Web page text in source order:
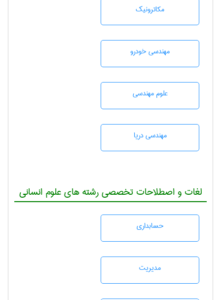
مکاترونیک
مهندسی خودرو
علوم مهندسی
مهندسی دریا
لغات و اصطلاحات تخصصی رشته های علوم انسانی
حسابداری
مديريت